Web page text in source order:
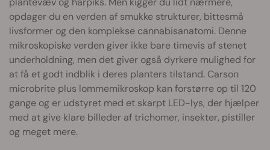
opdager du en verden af smukke strukturer, bittesmå
livsformer og den komplekse cannabisanatomi. Denne
mikroskopiske verden giver ikke bare timevis af stenet
underholdning, men det giver også dyrkere mulighed for
at få et godt indblik i deres planters tilstand. Carson
microbrite plus lommemikroskop kan forstørre op til 120
gange og er udstyret med et skarpt LED-lys, der hjælper
med at give klare billeder af trichomer, insekter, pistiller
og meget mere.